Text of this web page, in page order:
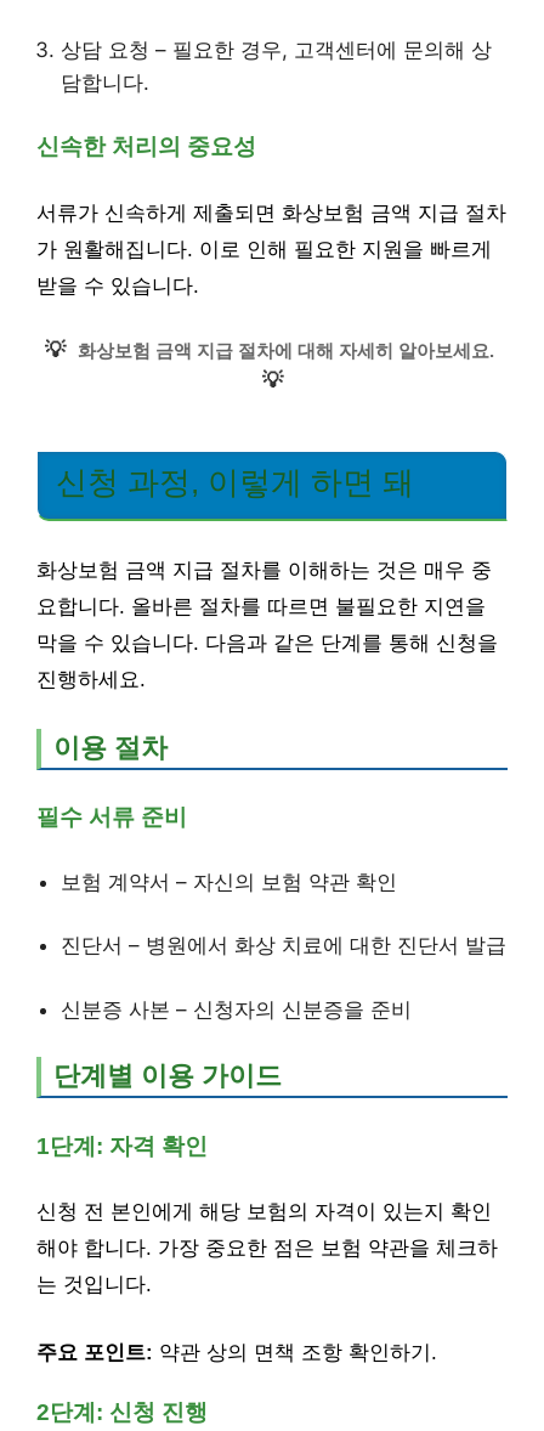
상담 요청 – 필요한 경우, 고객센터에 문의해 상
담합니다.
신속한 처리의 중요성
서류가 신속하게 제출되면 화상보험 금액 지급 절차
가 원활해집니다. 이로 인해 필요한 지원을 빠르게
받을 수 있습니다.
💡 화상보험 금액 지급 절차에 대해 자세히 알아보세요.
💡
신청 과정, 이렇게 하면 돼
화상보험 금액 지급 절차를 이해하는 것은 매우 중
요합니다. 올바른 절차를 따르면 불필요한 지연을
막을 수 있습니다. 다음과 같은 단계를 통해 신청을
진행하세요.
이용 절차
필수 서류 준비
보험 계약서 – 자신의 보험 약관 확인
진단서 – 병원에서 화상 치료에 대한 진단서 발급
신분증 사본 – 신청자의 신분증을 준비
단계별 이용 가이드
1단계: 자격 확인
신청 전 본인에게 해당 보험의 자격이 있는지 확인
해야 합니다. 가장 중요한 점은 보험 약관을 체크하
는 것입니다.
주요 포인트: 약관 상의 면책 조항 확인하기.
2단계: 신청 진행